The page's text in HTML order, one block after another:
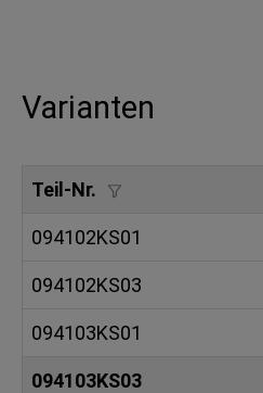
Varianten
Teil-Nr.
094102KS01
094102KS03
094103KS01
094103KS03